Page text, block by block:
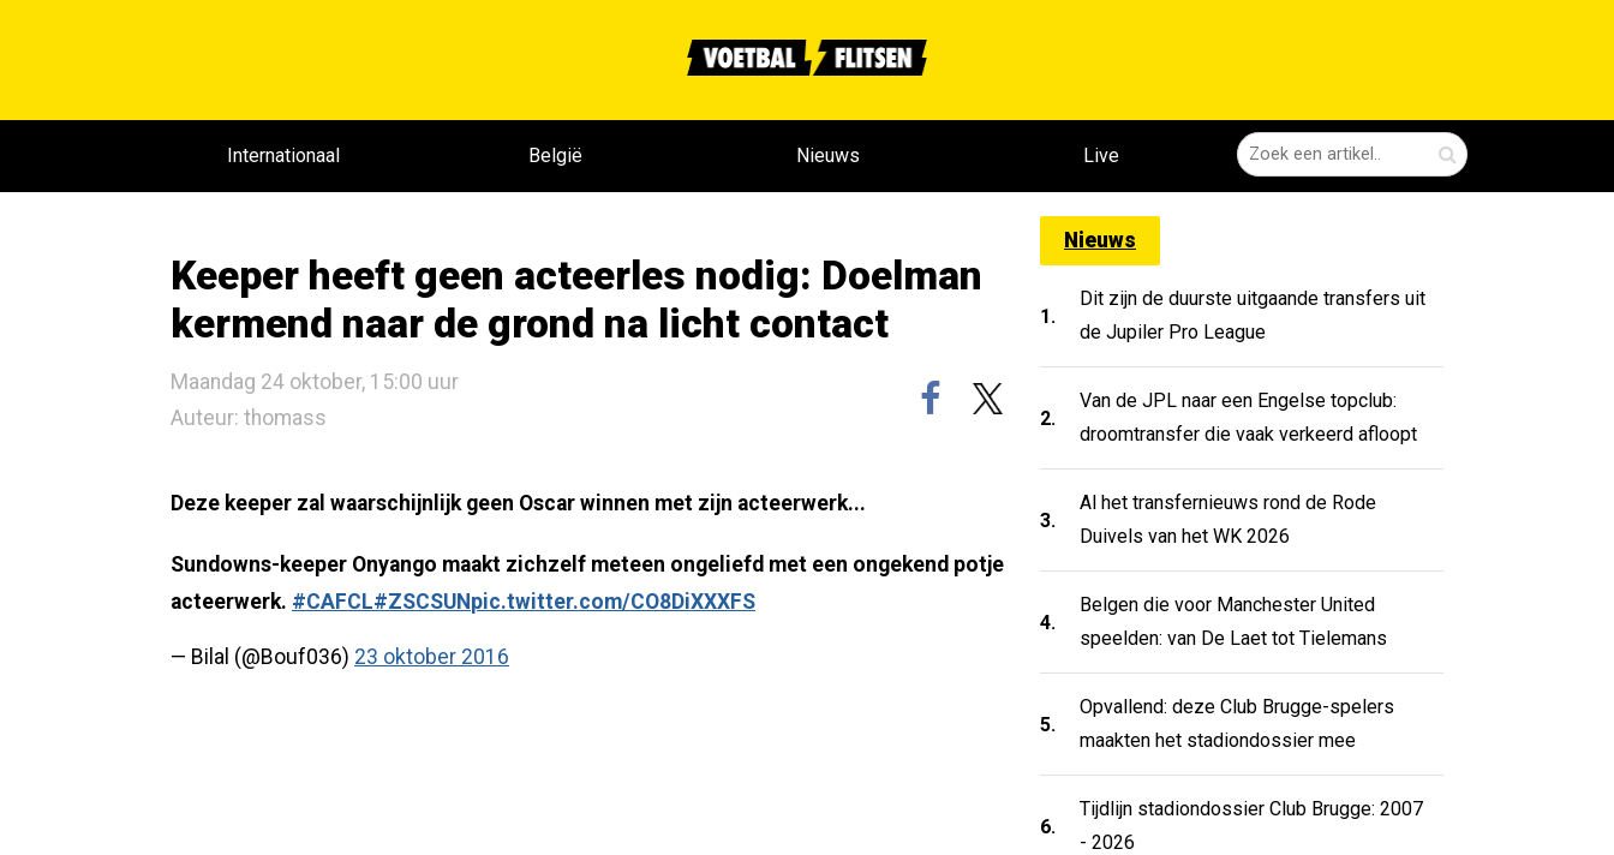
Internationaal België Nieuws Live
Keeper heeft geen acteerles nodig: Doelman
kermend naar de grond na licht contact
Maandag 24 oktober, 15:00 uur
Auteur: thomass
Deze keeper zal waarschijnlijk geen Oscar winnen met zijn acteerwerk...
Sundowns-keeper Onyango maakt zichzelf meteen ongeliefd met een ongekend potje
acteerwerk. #CAFCL#ZSCSUN pic.twitter.com/CO8DiXXXFS
— Bilal (@Bouf036) 23 oktober 2016
Nieuws
1.
Dit zijn de duurste uitgaande transfers uit
de Jupiler Pro League
2.
Van de JPL naar een Engelse topclub:
droomtransfer die vaak verkeerd afloopt
3.
Al het transfernieuws rond de Rode
Duivels van het WK 2026
4.
Belgen die voor Manchester United
speelden: van De Laet tot Tielemans
5.
Opvallend: deze Club Brugge-spelers
maakten het stadiondossier mee
6.
Tijdlijn stadiondossier Club Brugge: 2007
- 2026